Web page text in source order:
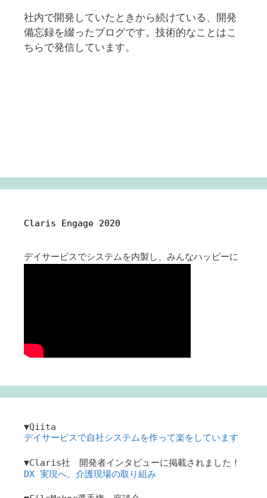
社内で開発していたときから続けている、開発
備忘録を綴ったブログです。技術的なことはこ
ちらで発信しています。
Claris Engage 2020
デイサービスでシステムを内製し、みんなハッピーに
▼Qiita
デイサービスで自社システムを作って楽をしています
▼Claris社 開発者インタビューに掲載されました！
DX 実現へ。介護現場の取り組み